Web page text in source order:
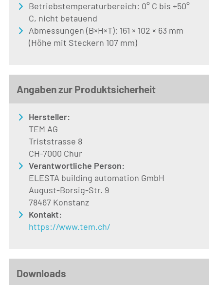
Betriebstemperaturbereich: 0° C bis +50°
C, nicht betauend
Abmessungen (B×H×T): 161 × 102 × 63 mm
(Höhe mit Steckern 107 mm)
Angaben zur Produktsicherheit
Hersteller:
TEM AG
Triststrasse 8
CH-7000 Chur
Verantwortliche Person:
ELESTA building automation GmbH
August-Borsig-Str. 9
78467 Konstanz
Kontakt:
https://www.tem.ch/
Downloads